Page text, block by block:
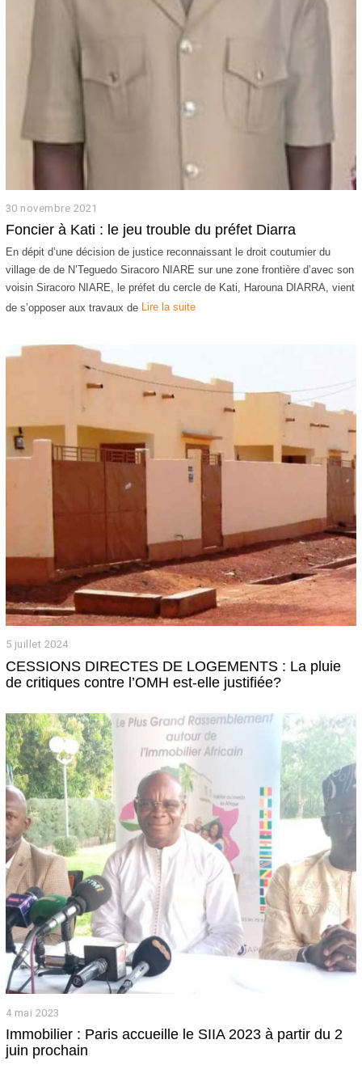
30 novembre 2021
0
n
o
v
e
m
b
2
0
2
Foncier à Kati : le jeu trouble du préfet Diarra
En dépit d’une décision de justice reconnaissant le droit coutumier du
village de de N’Teguedo Siracoro NIARE sur une zone frontière d’avec son
voisin Siracoro NIARE, le préfet du cercle de Kati, Harouna DIARRA, vient
de s’opposer aux travaux de Lire la suite
5 juillet 2024
j
u
i
l
e
2
0
2
4
CESSIONS DIRECTES DE LOGEMENTS : La pluie
de critiques contre l’OMH est-elle justifiée?
4 mai 2023
m
a
i
Immobilier : Paris accueille le SIIA 2023 à partir du 2
juin prochain